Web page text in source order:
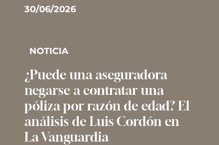
30/06/2026
NOTICIA
¿Puede una aseguradora
negarse a contratar una
póliza por razón de edad? El
análisis de Luis Cordón en
La Vanguardia